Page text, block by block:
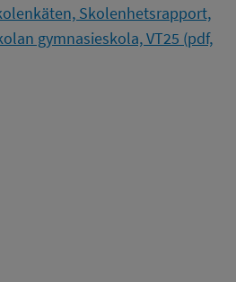
Skolenhetsrapport,
gymnasieskola, VT25 (pdf,